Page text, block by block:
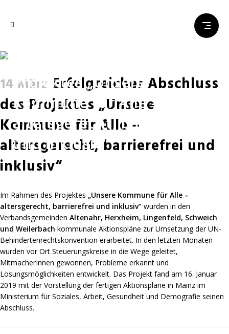
Projektes „Unsere
Kommune für Alle –
altersgerecht, barrierefrei
und inklusiv“
14 März Erfolgreicher Abschluss
des Projektes „Unsere
Kommune für Alle –
altersgerecht, barrierefrei und
inklusiv“
Im Rahmen des Projektes „Unsere Kommune für Alle –
altersgerecht, barrierefrei und inklusiv“ wurden in den
Verbandsgemeinden Altenahr, Herxheim, Lingenfeld, Schweich
und Weilerbach kommunale Aktionspläne zur Umsetzung der UN-
Behindertenrechtskonvention erarbeitet. In den letzten Monaten
wurden vor Ort Steuerungskreise in die Wege geleitet,
MitmacherInnen gewonnen, Probleme erkannt und
Lösungsmöglichkeiten entwickelt. Das Projekt fand am 16. Januar
2019 mit der Vorstellung der fertigen Aktionspläne in Mainz im
Ministerium für Soziales, Arbeit, Gesundheit und Demografie seinen
Abschluss.